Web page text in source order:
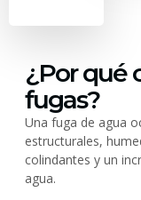
¿Por qué
fugas?
Una fuga de agua
estructurales,
colindantes y un
agua.